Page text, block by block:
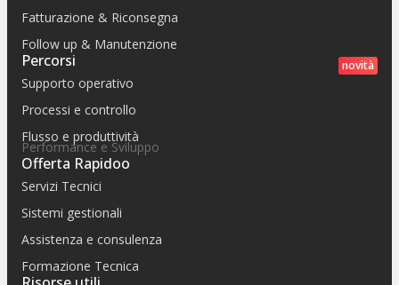
Fatturazione & Riconsegna
Follow up & Manutenzione
novità
Percorsi
Supporto operativo
Processi e controllo
Flusso e produttività
Performance e Sviluppo
Offerta Rapidoo
Servizi Tecnici
Sistemi gestionali
Assistenza e consulenza
Formazione Tecnica